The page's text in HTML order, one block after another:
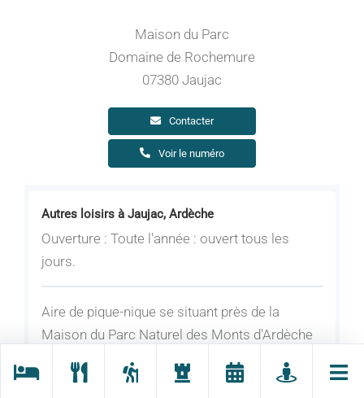
Autres loisirs à Jaujac, Ardèche
Ouverture : Toute l'année : ouvert tous les
jours.
Aire de pique-nique se situant près de la
Maison du Parc Naturel des Monts d'Ardèche
Maison du Parc
Domaine de Rochemure
07380 Jaujac
Contacter
Voir le numéro